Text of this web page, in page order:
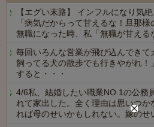
【エグい末路】 インフルになり気
「病気だからって甘えるな！旦那
無職になった時、私「無職が甘え
毎回いろんな営業が飛び込んでき
飼ってる犬の散歩でも行きやがれ
すると・・・
4/6私、結婚したい職業NO.1の公務
れて家出した。全く理由は思いつか
れば母のせいかもしれない。嫁の